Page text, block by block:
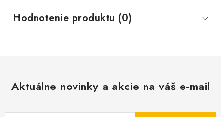
Hodnotenie produktu (0)
Aktuálne novinky a akcie na váš e-mail